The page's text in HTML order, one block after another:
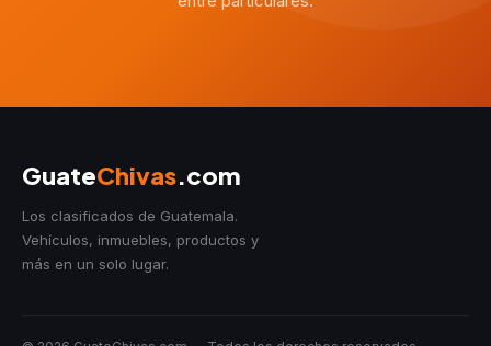
GuateChivas.com
Los clasificados de Guatemala.
Vehículos, inmuebles, productos y
más en un solo lugar.